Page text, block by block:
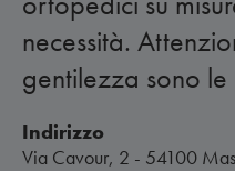
necessità.
gentilezza sono
Indirizzo
Via Cavour, 2 - 54100